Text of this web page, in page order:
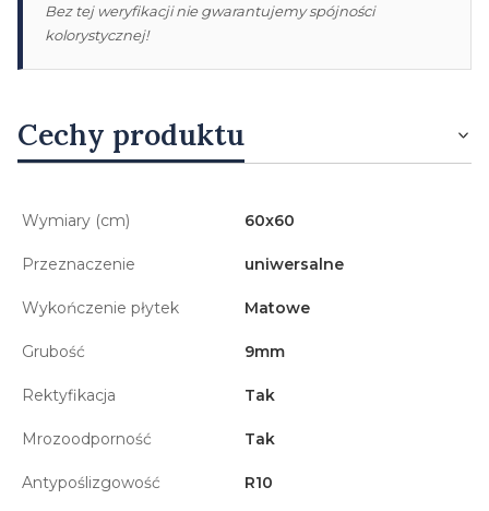
Bez tej weryfikacji nie gwarantujemy spójności
kolorystycznej!
Cechy produktu
Wymiary (cm) 60x60
Przeznaczenie uniwersalne
Wykończenie płytek Matowe
Grubość 9mm
Rektyfikacja Tak
Mrozoodporność Tak
Antypoślizgowość R10